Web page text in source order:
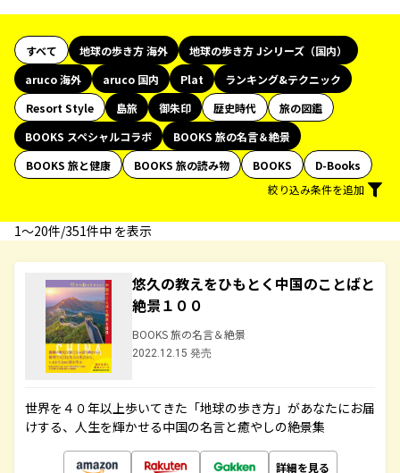
すべて 地球の歩き方 海外
地球の歩き方 Jシリーズ（国内）
aruco 海外
aruco 国内 Plat
ランキング&テクニック
Resort Style
島旅 御朱印 歴史時代
旅の図鑑
BOOKS スペシャルコラボ
BOOKS 旅の名言＆絶景
BOOKS 旅と健康
BOOKS 旅の読み物 BOOKS
D-Books
絞り込み条件を追加
1〜20件/351件中 を表示
悠久の教えをひもとく中国のことばと
絶景１００
BOOKS 旅の名言＆絶景
2022.12.15 発売
世界を４０年以上歩いてきた「地球の歩き方」があなたにお届
けする、人生を輝かせる中国の名言と癒やしの絶景集
詳細を見る